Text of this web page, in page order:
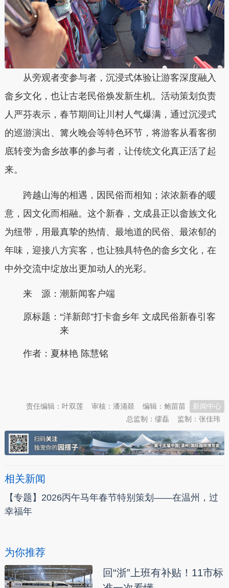
从旁观者变参与者，沉浸式体验让游客深度融入
畲乡文化，也让古老民俗焕发新生机。活动策划负责
人严芬表示，春节期间让川村人气爆满，通过沉浸式
的巡游演出、篝火晚会等特色环节，将游客从看客彻
底转变为畲乡故事的参与者，让传统文化真正活了起
来。
跨越山海的相遇，因民俗而相知；浓浓新春的暖
意，因文化而相融。这个新春，文成县正以畲族文化
为纽带，用最真挚的热情、最地道的民俗、最浓郁的
年味，迎接八方宾客，也让独具特色的畲乡文化，在
中外交流中绽放出更加动人的光彩。
来 源：潮新闻客户端
原标题： “洋新郎”打卡畲乡年 文成民俗新春引客
来
作者：夏林艳 陈慧铭
新闻中心
编辑：鲍苗苗
审核：潘涌燚
责任编辑：叶双莲
监制：张佳玮
总监制：缪磊
相关新闻
【专题】2026丙午马年春节特别策划——在温州，过
幸福年
为你推荐
回“浙”上班有补贴！11市标